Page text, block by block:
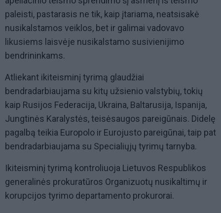
paleisti, pastarasis ne tik, kaip įtariama, neatsisakė
nusikalstamos veiklos, bet ir galimai vadovavo
likusiems laisvėje nusikalstamo susivienijimo
bendrininkams.
Atliekant ikiteisminį tyrimą glaudžiai
bendradarbiaujama su kitų užsienio valstybių, tokių
kaip Rusijos Federacija, Ukraina, Baltarusija, Ispanija,
Jungtinės Karalystės, teisėsaugos pareigūnais. Didelę
pagalbą teikia Europolo ir Eurojusto pareigūnai, taip pat
bendradarbiaujama su Specialiųjų tyrimų tarnyba.
Ikiteisminį tyrimą kontroliuoja Lietuvos Respublikos
generalinės prokuratūros Organizuotų nusikaltimų ir
korupcijos tyrimo departamento prokurorai.